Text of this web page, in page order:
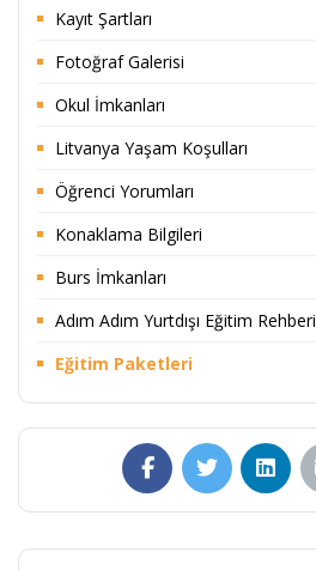
Kayıt Şartları
Fotoğraf Galerisi
Okul İmkanları
Litvanya Yaşam Koşulları
Öğrenci Yorumları
Konaklama Bilgileri
Burs İmkanları
Adım Adım Yurtdışı Eğitim Rehberi
Eğitim Paketleri